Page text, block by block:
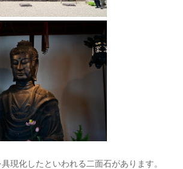
現化したといわれる二面石があります。